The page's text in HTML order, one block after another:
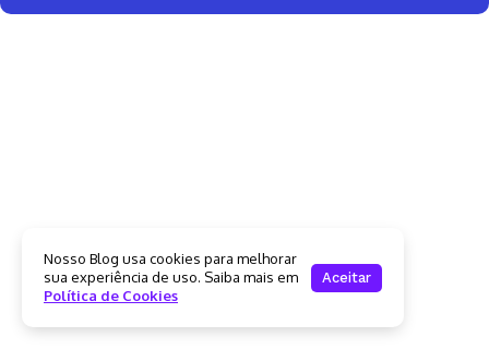
Nosso Blog usa cookies para melhorar
sua experiência de uso. Saiba mais em
Política de Cookies
Aceitar